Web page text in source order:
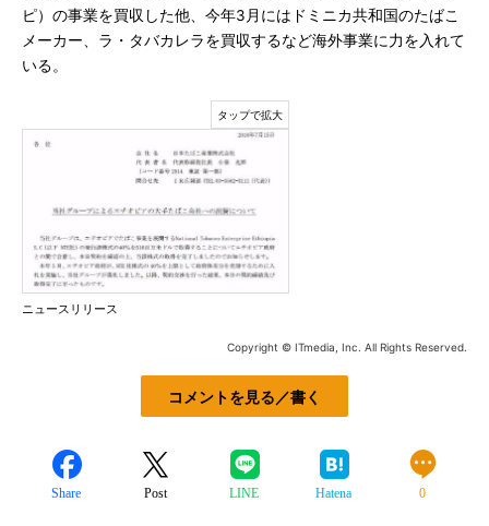
ピ）の事業を買収した他、今年3月にはドミニカ共和国のたばこ
メーカー、ラ・タバカレラを買収するなど海外事業に力を入れて
いる。
ニュースリリース
Copyright © ITmedia, Inc. All Rights Reserved.
コメントを見る／書く
Share Post LINE Hatena 0